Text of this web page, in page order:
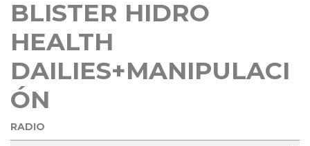
BLISTER HIDRO
HEALTH
DAILIES+MANIPULACI
ÓN
RADIO